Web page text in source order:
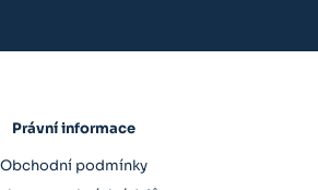
Právní informace
Obchodní podmínky